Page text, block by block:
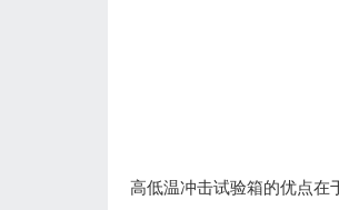
高低温冲击试验箱的优点在